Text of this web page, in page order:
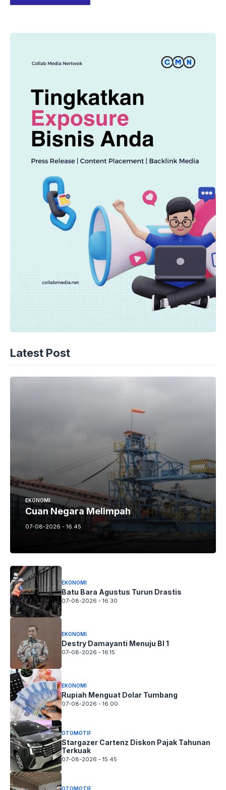
Latest Post
EKONOMI
Cuan Negara Melimpah
07-08-2026 - 16.45
EKONOMI
Batu Bara Agustus Turun Drastis
07-08-2026 - 16.30
EKONOMI
Destry Damayanti Menuju BI 1
07-08-2026 - 16.15
EKONOMI
Rupiah Menguat Dolar Tumbang
07-08-2026 - 16.00
OTOMOTIF
Stargazer Cartenz Diskon Pajak Tahunan
Terkuak
07-08-2026 - 15.45
OTOMOTIF